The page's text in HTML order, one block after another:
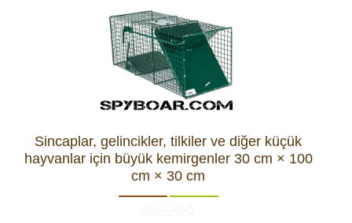
Sincaplar, gelincikler, tilkiler ve diğer küçük
hayvanlar için büyük kemirgenler 30 cm × 100
cm × 30 cm